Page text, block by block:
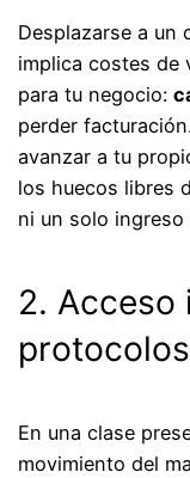
Desplazarse a un
implica costes de
para tu negocio:
perder
avanzar a tu
los huecos libres
ni un solo
2. Acceso
En una clase
movimiento del